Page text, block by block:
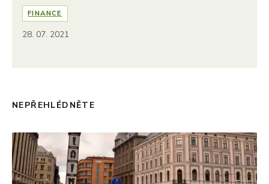
FINANCE
28. 07. 2021
NEPŘEHLÉDNĚTE